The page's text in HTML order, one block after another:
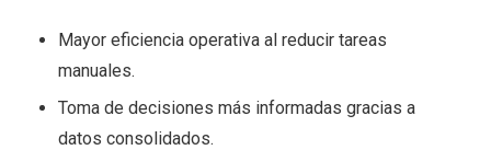
Mayor eficiencia operativa al reducir tareas
manuales.
Toma de decisiones más informadas gracias a
datos consolidados.